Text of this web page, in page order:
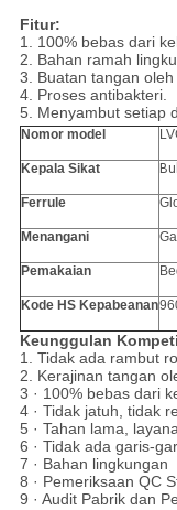
Fitur:
1. 100% bebas dari
2. Bahan ramah
3. Buatan tangan
4. Proses antibakteri.
5. Menyambut setiap
Nomor model
Kepala Sikat
Ferrule
Menangani
Pemakaian
Kode HS Kepabeanan
Keunggulan
1. Tidak ada rambut
2. Kerajinan tangan
3 · 100% bebas dari
4 · Tidak jatuh, tidak
5 · Tahan lama,
6 · Tidak ada garis-
7 · Bahan lingkungan
8 · Pemeriksaan QC
9 · Audit Pabrik dan